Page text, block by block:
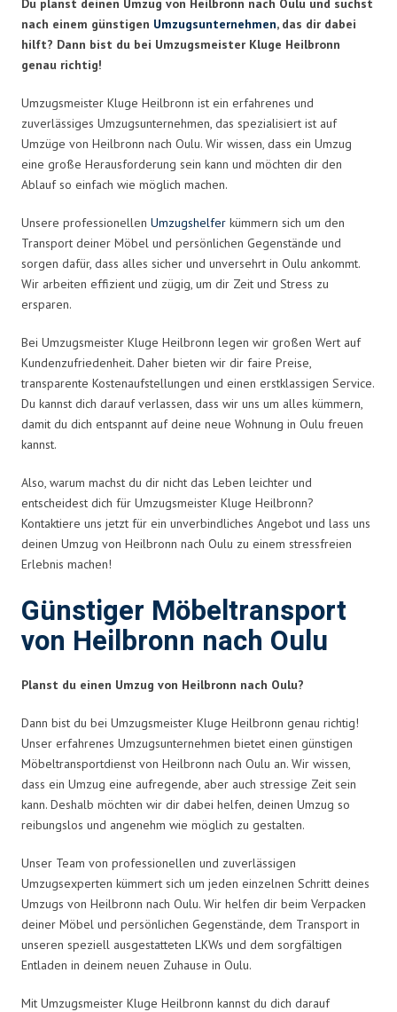
Du planst deinen Umzug von Heilbronn nach Oulu und suchst
nach einem günstigen Umzugsunternehmen, das dir dabei
hilft? Dann bist du bei Umzugsmeister Kluge Heilbronn
genau richtig!
Umzugsmeister Kluge Heilbronn ist ein erfahrenes und
zuverlässiges Umzugsunternehmen, das spezialisiert ist auf
Umzüge von Heilbronn nach Oulu. Wir wissen, dass ein Umzug
eine große Herausforderung sein kann und möchten dir den
Ablauf so einfach wie möglich machen.
Unsere professionellen Umzugshelfer kümmern sich um den
Transport deiner Möbel und persönlichen Gegenstände und
sorgen dafür, dass alles sicher und unversehrt in Oulu ankommt.
Wir arbeiten effizient und zügig, um dir Zeit und Stress zu
ersparen.
Bei Umzugsmeister Kluge Heilbronn legen wir großen Wert auf
Kundenzufriedenheit. Daher bieten wir dir faire Preise,
transparente Kostenaufstellungen und einen erstklassigen Service.
Du kannst dich darauf verlassen, dass wir uns um alles kümmern,
damit du dich entspannt auf deine neue Wohnung in Oulu freuen
kannst.
Also, warum machst du dir nicht das Leben leichter und
entscheidest dich für Umzugsmeister Kluge Heilbronn?
Kontaktiere uns jetzt für ein unverbindliches Angebot und lass uns
deinen Umzug von Heilbronn nach Oulu zu einem stressfreien
Erlebnis machen!
Günstiger Möbeltransport
von Heilbronn nach Oulu
Planst du einen Umzug von Heilbronn nach Oulu?
Dann bist du bei Umzugsmeister Kluge Heilbronn genau richtig!
Unser erfahrenes Umzugsunternehmen bietet einen günstigen
Möbeltransportdienst von Heilbronn nach Oulu an. Wir wissen,
dass ein Umzug eine aufregende, aber auch stressige Zeit sein
kann. Deshalb möchten wir dir dabei helfen, deinen Umzug so
reibungslos und angenehm wie möglich zu gestalten.
Unser Team von professionellen und zuverlässigen
Umzugsexperten kümmert sich um jeden einzelnen Schritt deines
Umzugs von Heilbronn nach Oulu. Wir helfen dir beim Verpacken
deiner Möbel und persönlichen Gegenstände, dem Transport in
unseren speziell ausgestatteten LKWs und dem sorgfältigen
Entladen in deinem neuen Zuhause in Oulu.
Mit Umzugsmeister Kluge Heilbronn kannst du dich darauf